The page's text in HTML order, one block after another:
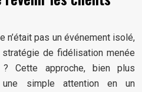
n’était pas un événement isolé,
stratégie de fidélisation menée
Cette approche, bien plus
une simple attention en un